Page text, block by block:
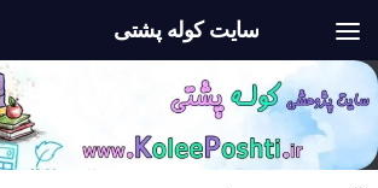
سایت کوله پشتی